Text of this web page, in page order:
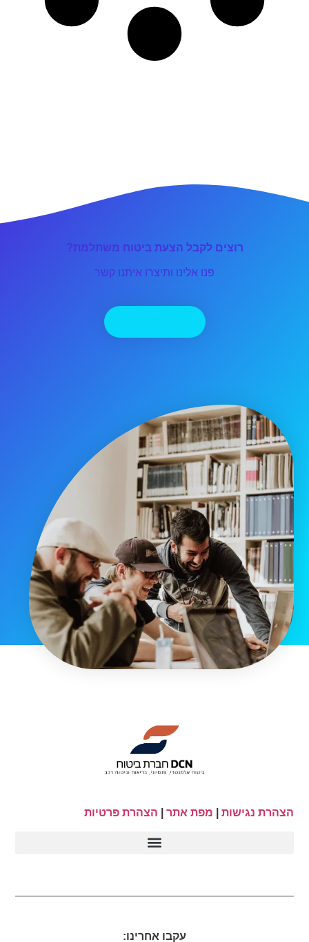
רוצים לקבל הצעת ביטוח משתלמת?
פנו אלינו ותיצרו איתנו קשר
הצהרת נגישות מפת אתר הצהרת פרטיות
עקבו אחרינו: